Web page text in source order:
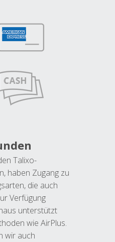
Talixo-
haben Zugang zu
die auch
Verfügung
unterstützt
wie AirPlus.
wir auch